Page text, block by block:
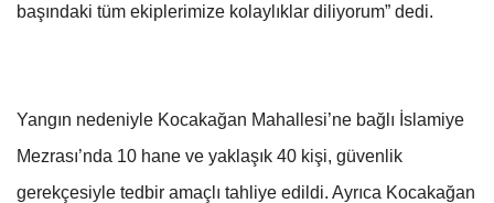
başındaki tüm ekiplerimize kolaylıklar diliyorum” dedi.
Yangın nedeniyle Kocakağan Mahallesi’ne bağlı İslamiye
Mezrası’nda 10 hane ve yaklaşık 40 kişi, güvenlik
gerekçesiyle tedbir amaçlı tahliye edildi. Ayrıca Kocakağan